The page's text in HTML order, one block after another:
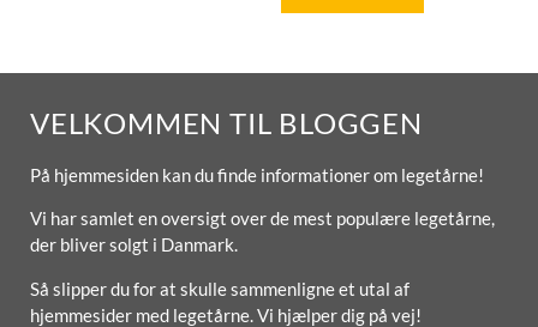
VELKOMMEN TIL BLOGGEN
På hjemmesiden kan du finde informationer om legetårne!
Vi har samlet en oversigt over de mest populære legetårne,
der bliver solgt i Danmark.
Så slipper du for at skulle sammenligne et utal af
hjemmesider med legetårne. Vi hjælper dig på vej!